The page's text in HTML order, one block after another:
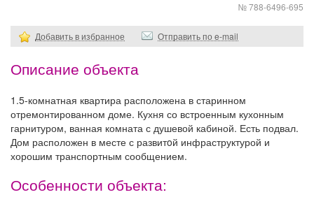
№ 788-6496-695
Добавить в избранное Отправить по e-mail
Описание объекта
1.5-комнатная квартира расположена в старинном
отремонтированном доме. Кухня со встроенным кухонным
гарнитуром, ванная комната с душевой кабиной. Есть подвал.
Дом расположен в месте с развитoй инфраструктурой и
хорошим транспортным сообщением.
Особенности объекта: